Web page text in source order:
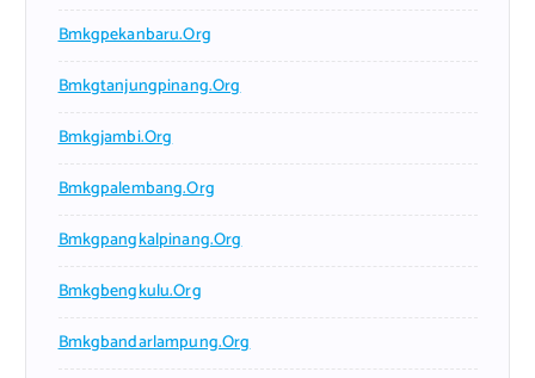
Bmkgpekanbaru.org
Bmkgtanjungpinang.org
Bmkgjambi.org
Bmkgpalembang.org
Bmkgpangkalpinang.org
Bmkgbengkulu.org
Bmkgbandarlampung.org